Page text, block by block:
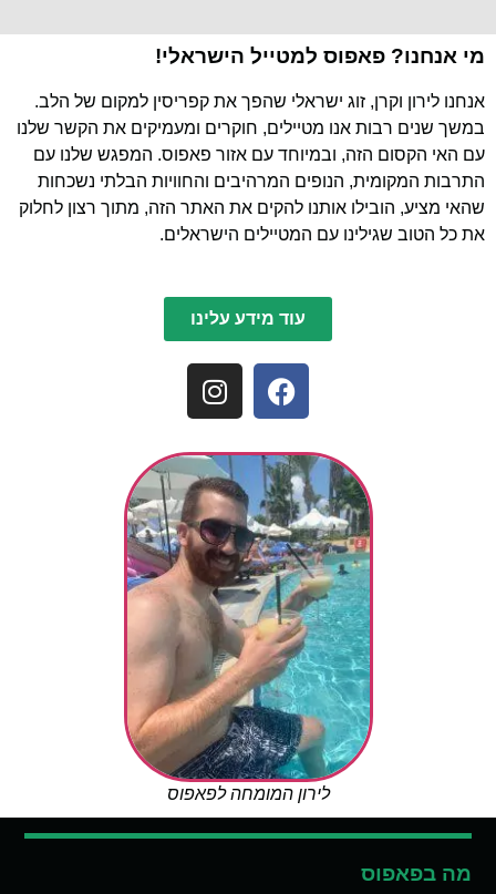
מי אנחנו? פאפוס למטייל הישראלי!
אנחנו לירון וקרן, זוג ישראלי שהפך את קפריסין למקום של הלב.
במשך שנים רבות אנו מטיילים, חוקרים ומעמיקים את הקשר שלנו
עם האי הקסום הזה, ובמיוחד עם אזור פאפוס. המפגש שלנו עם
התרבות המקומית, הנופים המרהיבים והחוויות הבלתי נשכחות
שהאי מציע, הובילו אותנו להקים את האתר הזה, מתוך רצון לחלוק
את כל הטוב שגילינו עם המטיילים הישראלים.
עוד מידע עלינו
לירון המומחה לפאפוס
מה בפאפוס